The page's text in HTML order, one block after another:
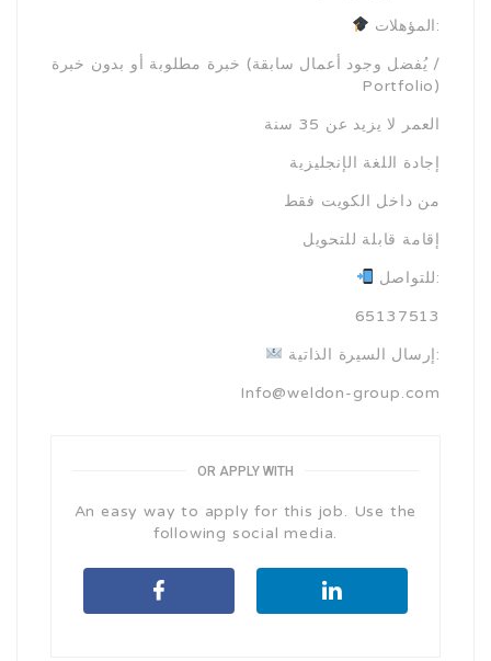
المؤهلات:
خبرة مطلوبة أو بدون خبرة (يُفضل وجود أعمال سابقة /
Portfolio)
العمر لا يزيد عن 35 سنة
إجادة اللغة الإنجليزية
من داخل الكويت فقط
إقامة قابلة للتحويل
للتواصل:
65137513
إرسال السيرة الذاتية:
Info@weldon-group.com
OR APPLY WITH
An easy way to apply for this job. Use the
following social media.